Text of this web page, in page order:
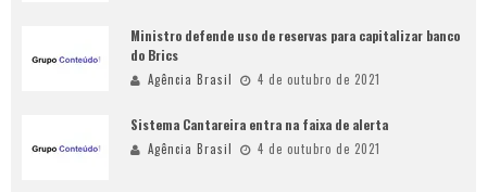
Ministro defende uso de reservas para capitalizar banco
do Brics
Agência Brasil 4 de outubro de 2021
Sistema Cantareira entra na faixa de alerta
Agência Brasil 4 de outubro de 2021